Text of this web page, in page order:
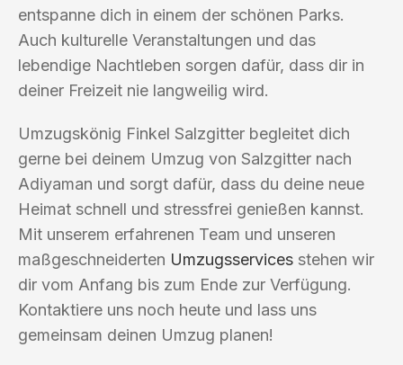
entspanne dich in einem der schönen Parks.
Auch kulturelle Veranstaltungen und das
lebendige Nachtleben sorgen dafür, dass dir in
deiner Freizeit nie langweilig wird.
Umzugskönig Finkel Salzgitter begleitet dich
gerne bei deinem Umzug von Salzgitter nach
Adiyaman und sorgt dafür, dass du deine neue
Heimat schnell und stressfrei genießen kannst.
Mit unserem erfahrenen Team und unseren
maßgeschneiderten Umzugsservices stehen wir
dir vom Anfang bis zum Ende zur Verfügung.
Kontaktiere uns noch heute und lass uns
gemeinsam deinen Umzug planen!